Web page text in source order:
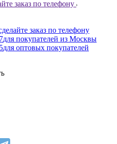
заказ по телефону
заказ по телефону
для покупателей из Москвы
для оптовых покупателей